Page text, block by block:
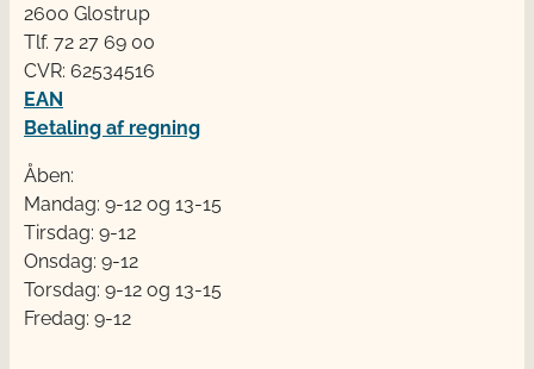
2600 Glostrup
Tlf. 72 2​​​7 69 00
CVR: 62534516
EAN
Betaling af regning
Åben:
Mandag: 9-12 og 13-15
Tirsdag: 9-12
Onsdag: 9-12
Torsdag: 9-12 og 13-15
Fredag: 9-12